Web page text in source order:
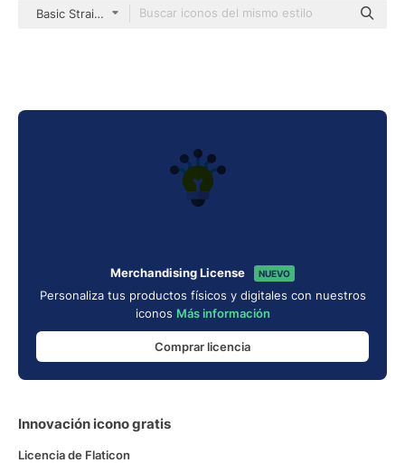
Basic Straight Flat
Merchandising License NUEVO
Personaliza tus productos físicos y digitales con nuestros
iconos Más información
Comprar licencia
Innovación icono gratis
Licencia de Flaticon